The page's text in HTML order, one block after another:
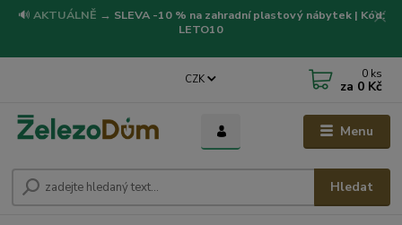
🔊 AKTUÁLNĚ → SLEVA -10 % na zahradní plastový nábytek | Kód:
LETO10
Menu
CZK
Hledat
0 ks
za 0 Kč